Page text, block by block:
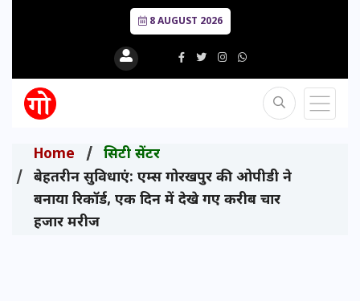
8 AUGUST 2026
Home
सिटी सेंटर
बेहतरीन सुविधाएं: एम्स गोरखपुर की ओपीडी ने
बनाया रिकॉर्ड, एक दिन में देखे गए करीब चार
हजार मरीज